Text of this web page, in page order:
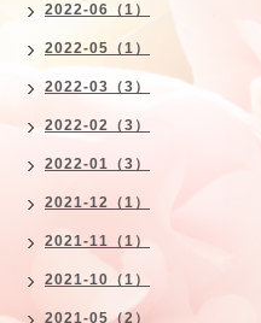
2022-06（1）
2022-05（1）
2022-03（3）
2022-02（3）
2022-01（3）
2021-12（1）
2021-11（1）
2021-10（1）
2021-05（2）